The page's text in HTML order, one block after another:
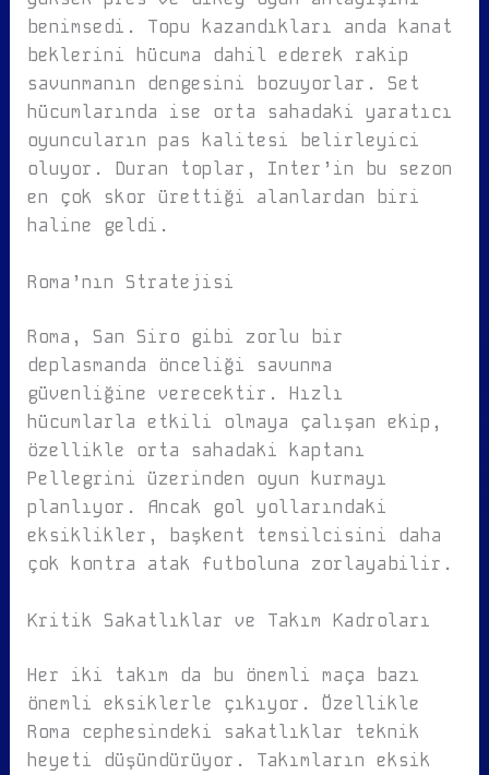
benimsedi. Topu kazandıkları anda kanat
beklerini hücuma dahil ederek rakip
savunmanın dengesini bozuyorlar. Set
hücumlarında ise orta sahadaki yaratıcı
oyuncuların pas kalitesi belirleyici
oluyor. Duran toplar, Inter’in bu sezon
en çok skor ürettiği alanlardan biri
haline geldi.
Roma’nın Stratejisi
Roma, San Siro gibi zorlu bir
deplasmanda önceliği savunma
güvenliğine verecektir. Hızlı
hücumlarla etkili olmaya çalışan ekip,
özellikle orta sahadaki kaptanı
Pellegrini üzerinden oyun kurmayı
planlıyor. Ancak gol yollarındaki
eksiklikler, başkent temsilcisini daha
çok kontra atak futboluna zorlayabilir.
Kritik Sakatlıklar ve Takım Kadroları
Her iki takım da bu önemli maça bazı
önemli eksiklerle çıkıyor. Özellikle
Roma cephesindeki sakatlıklar teknik
heyeti düşündürüyor. Takımların eksik